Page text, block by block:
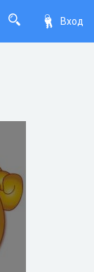
Вход